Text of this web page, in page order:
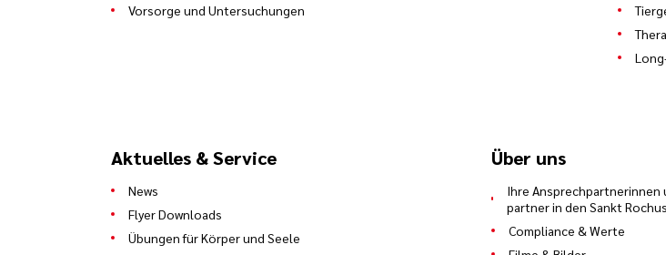
Vorsorge und Untersuchungen
Aktuelles & Service
News
Flyer Downloads
Übungen für Körper und Seele
Über uns
Ihre Ansprechpartnerinnen
partner in den Sankt
Compliance & Werte